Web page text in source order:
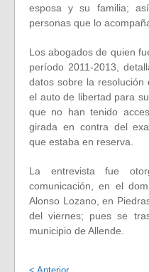
esposa y su familia;
personas que lo
Los abogados de quien
período 2011-2013,
datos sobre la
el auto de libertad para
que no han tenido
girada en contra del
que estaba en reserva.
La entrevista fue
comunicación, en el
Alonso Lozano, en
del viernes; pues se
municipio de Allende.